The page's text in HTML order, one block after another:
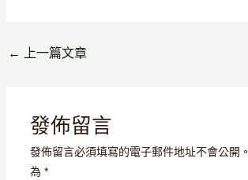
← 上一篇文章
發佈留言
發佈留言必須填寫的電子郵件地址不會公開。
為 *